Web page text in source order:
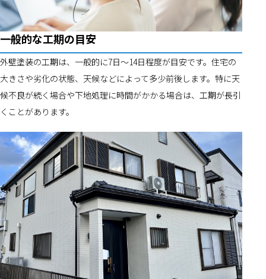
一般的な工期の目安
外壁塗装の工期は、一般的に7日〜14日程度が目安です。住宅の
大きさや劣化の状態、天候などによって多少前後します。特に天
候不良が続く場合や下地処理に時間がかかる場合は、工期が長引
くことがあります。